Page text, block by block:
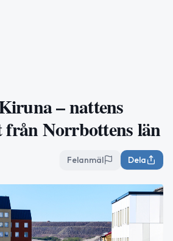
– nattens
Norrbottens län
Felanmäl Dela